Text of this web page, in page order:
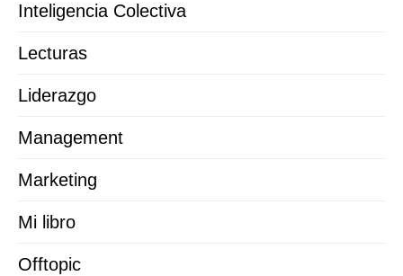
Inteligencia Colectiva
Lecturas
Liderazgo
Management
Marketing
Mi libro
Offtopic